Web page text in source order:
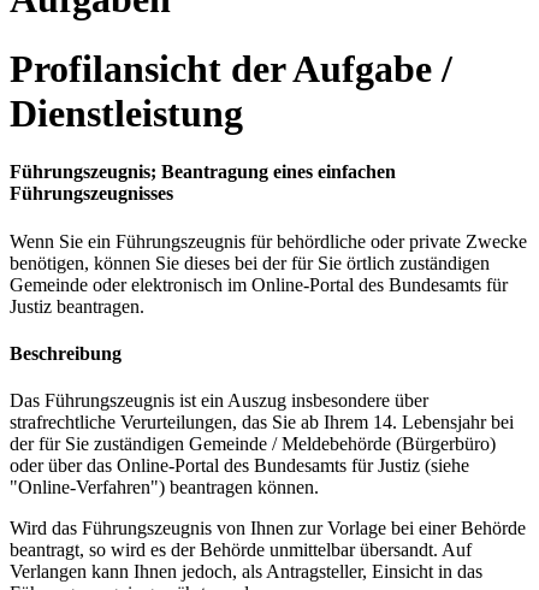
Profilansicht der Aufgabe /
Dienstleistung
Führungszeugnis; Beantragung eines einfachen
Führungszeugnisses
Wenn Sie ein Führungszeugnis für behördliche oder private Zwecke
benötigen, können Sie dieses bei der für Sie örtlich zuständigen
Gemeinde oder elektronisch im Online-Portal des Bundesamts für
Justiz beantragen.
Beschreibung
Das Führungszeugnis ist ein Auszug insbesondere über
strafrechtliche Verurteilungen, das Sie ab Ihrem 14. Lebensjahr bei
der für Sie zuständigen Gemeinde / Meldebehörde (Bürgerbüro)
oder über das Online-Portal des Bundesamts für Justiz (siehe
"Online-Verfahren") beantragen können.
Wird das Führungszeugnis von Ihnen zur Vorlage bei einer Behörde
beantragt, so wird es der Behörde unmittelbar übersandt. Auf
Verlangen kann Ihnen jedoch, als Antragsteller, Einsicht in das